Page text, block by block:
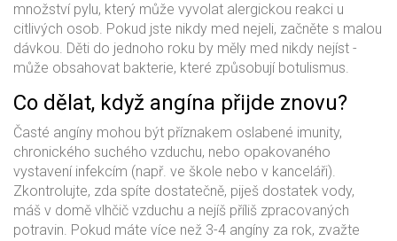
množství pylu, který může vyvolat alergickou reakci u
citlivých osob. Pokud jste nikdy med nejeli, začněte s malou
dávkou. Děti do jednoho roku by měly med nikdy nejíst -
může obsahovat bakterie, které způsobují botulismus.
Co dělat, když angína přijde znovu?
Časté angíny mohou být příznakem oslabené imunity,
chronického suchého vzduchu, nebo opakovaného
vystavení infekcím (např. ve škole nebo v kanceláři).
Zkontrolujte, zda spíte dostatečně, piješ dostatek vody,
máš v domě vlhčič vzduchu a nejíš příliš zpracovaných
potravin. Pokud máte více než 3-4 angíny za rok, zvažte